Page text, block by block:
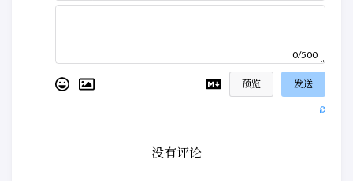
0/500
预览 发送
没有评论